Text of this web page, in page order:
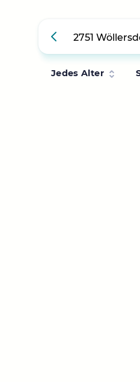
Jedes Alter